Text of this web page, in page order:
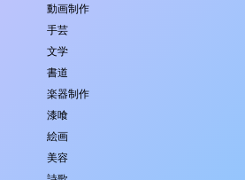
動画制作
手芸
文学
書道
楽器制作
漆喰
絵画
美容